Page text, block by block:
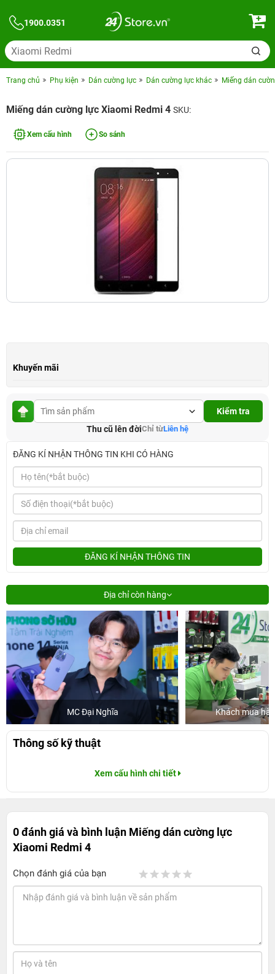
1900.0351
Trang chủ Phụ kiện Dán cường lực Dán cường lực khác Miếng dán
Miếng dán cường lực Xiaomi Redmi 4 SKU:
Xem cấu hình So sánh
Khuyến mãi
Kiểm tra
Thu cũ lên đờiChỉ từLiên hệ
ĐĂNG KÍ NHẬN THÔNG TIN KHI CÓ HÀNG
ĐĂNG KÍ NHẬN THÔNG TIN
Địa chỉ còn hàng
MC Đại Nghĩa Khách mua
Thông số kỹ thuật
Xem cấu hình chi tiết
0 đánh giá và bình luận Miếng dán cường lực
Xiaomi Redmi 4
Chọn đánh giá của bạn